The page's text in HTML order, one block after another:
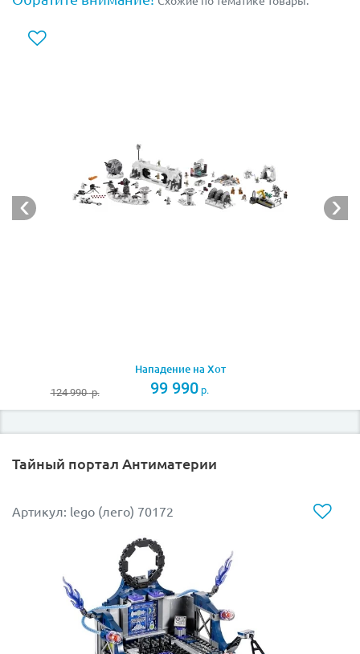
Нападение на Хот
124 990р. 99 990 р.
Тайный портал Антиматерии
Артикул: lego (лего) 70172